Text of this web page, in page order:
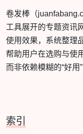
卷发棒（
工具展开的专题资讯
使用效果，系统整理
帮助用户在选购与使
而非依赖模糊的“好用”
索引